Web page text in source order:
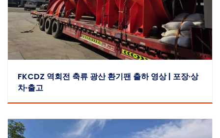
FKCDZ 역회전 축류 광산 환기팬 출하 영상 | 포장·상
차·출고